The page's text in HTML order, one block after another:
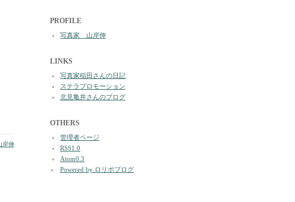
伸
PROFILE
写真家 山岸伸
LINKS
写真家稲田さんの日記
ステラプロモーション
北見亀井さんのブログ
OTHERS
管理者ページ
RSS1.0
Atom0.3
Powered by ロリポブログ